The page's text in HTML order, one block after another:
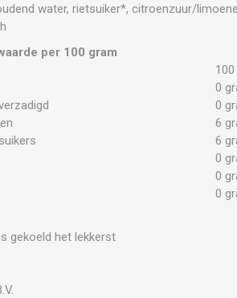
water, rietsuiker*, citroenzuur/
per 100 gram
0
0
6
6
0
0
0
gekoeld het lekkerst